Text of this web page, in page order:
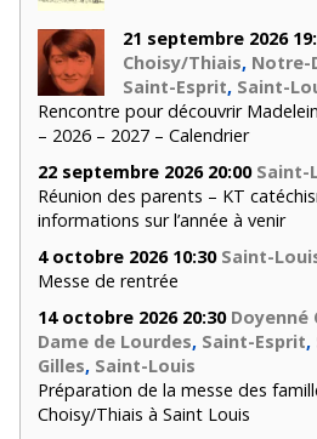
21 septembre 2026
Choisy/Thiais, Notre-
Saint-Esprit, Saint-
Rencontre pour découvrir
– 2026 – 2027 – Calendrier
22 septembre 2026 20:00 Saint-
Réunion des parents – KT
informations sur l’année à venir
4 octobre 2026 10:30 Saint-
Messe de rentrée
14 octobre 2026 20:30 Doyenné
Dame de Lourdes, Saint-Esprit,
Gilles, Saint-Louis
Préparation de la messe des
Choisy/Thiais à Saint Louis